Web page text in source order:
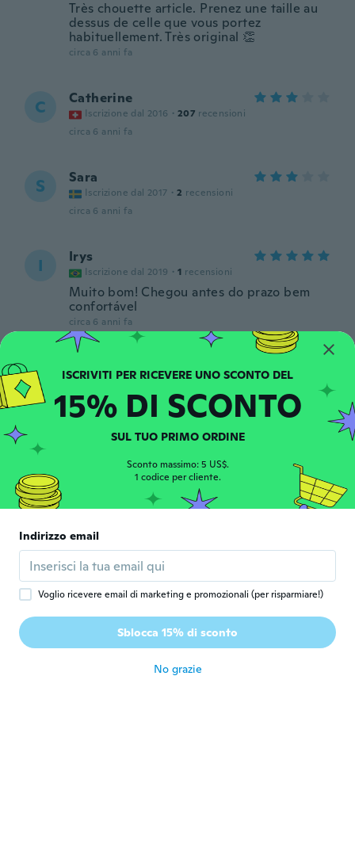
Très chouette article. Prenez une taille au
dessus de celle que vous portez
habituellement. Très original 👏
circa 6 anni fa
C Catherine
Iscrizione dal 2016 · 207 recensioni
circa 6 anni fa
S Sara
Iscrizione dal 2017 · 2 recensioni
circa 6 anni fa
I Irys
Iscrizione dal 2019 · 1 recensioni
Muito bom! Chegou antes do prazo bem
confortável
circa 6 anni fa
G Ginette
Iscrizione dal 2018 · 63 recensioni · 1 caricamenti
Très doux , original
circa 6 anni fa
E Iscrizione dal 2015 · 2 recensioni
A Alexandra
circa 6 anni fa
Jenny
Iscrizione dal 2014 · 7 recensioni
15% DI SCONTO
SUL TUO PRIMO ORDINE
Sconto massimo: 5 US$.
1 codice per cliente.
Indirizzo email
Voglio ricevere email di marketing e promozionali (per risparmiare!)
Sblocca 15% di sconto
No grazie